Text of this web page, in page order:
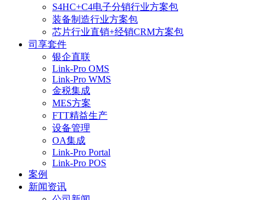
S4HC+C4电子分销行业方案包
装备制造行业方案包
芯片行业直销+经销CRM方案包
司享套件
银企直联
Link-Pro OMS
Link-Pro WMS
金税集成
MES方案
FTT精益生产
设备管理
OA集成
Link-Pro Portal
Link-Pro POS
案例
新闻资讯